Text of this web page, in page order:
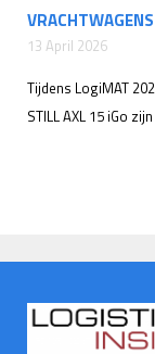
13 April 2026
Tijdens LogiMAT
STILL AXL 15 iGo zijn